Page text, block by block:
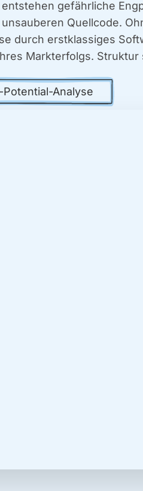
gefähr­li­che
Quell­code.
durch erst­klas­si­ges
Markt­er­folgs. Struk­tur
Ana­ly­se